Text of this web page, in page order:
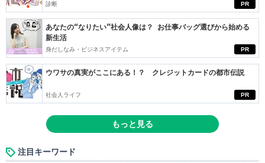
PR
診断
PR
あなたの“なりたい”社会人像は？ お仕事バッグ選びから始める
新生活
身だしなみ・ビジネスアイテム
PR
ウワサの真実がここにある！？ クレジットカードの都市伝説
社会人ライフ
もっと見る
注目キーワード